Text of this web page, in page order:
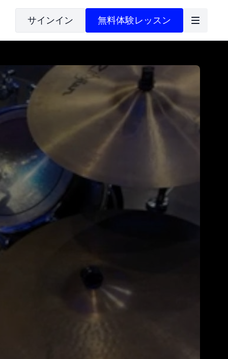
サインイン 無料体験レッスン